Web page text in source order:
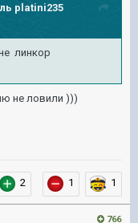
platini235
линкор
не ловили )))
2 1 1
766